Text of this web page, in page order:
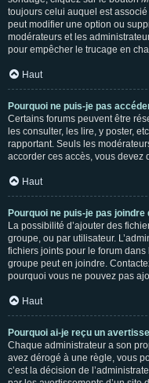
toujours celui auquel est
peut modifier une option ou
modérateurs et les
pour empêcher le trucage en
Haut
Pourquoi ne puis-je pas
Certains forums peuvent être
les consulter, les lire, y poster,
rapportant. Seuls les
accorder ces accès, vous devez
Haut
Pourquoi ne puis-je pas
La possibilité d’ajouter des
groupe, ou par utilisateur.
fichiers joints pour le forum
groupe peut en joindre.
pourquoi vous ne pouvez pas
Haut
Pourquoi ai-je reçu un
Chaque administrateur a son
avez dérogé à une règle, vous
c’est la décision de